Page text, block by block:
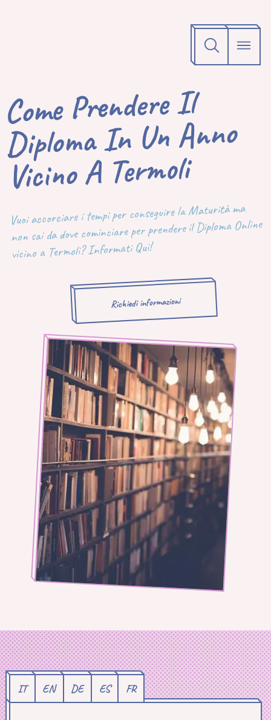
Come Prendere Il
Diploma In Un Anno
Vicino A Termoli
Vuoi accorciare i tempi per conseguire la Maturità ma
non sai da dove cominciare per prendere il Diploma Online
vicino a Termoli? Informati Qui!
Richiedi informazioni
IT EN DE ES FR